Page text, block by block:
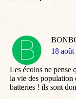
dit
18
Les écolos ne pense
la vie des population
batteries ! ils sont